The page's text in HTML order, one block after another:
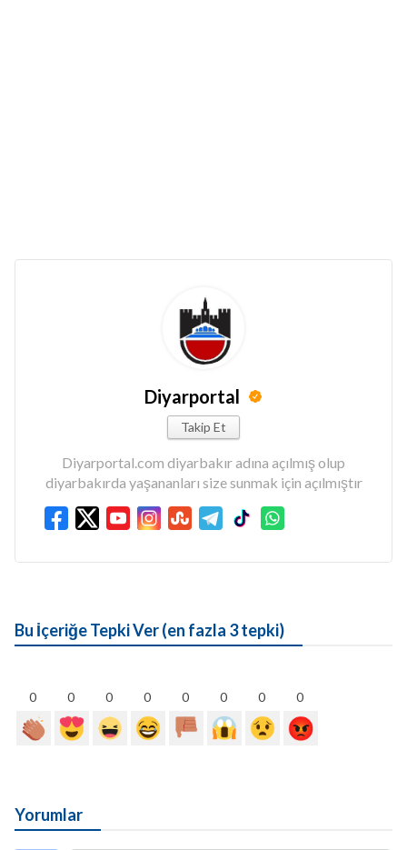
Diyarportal
Takip Et
Diyarportal.com diyarbakır adına açılmış olup
diyarbakırda yaşananları size sunmak için açılmıştır
Bu İçeriğe Tepki Ver (en fazla 3 tepki)
0 0 0 0 0 0 0 0
Yorumlar